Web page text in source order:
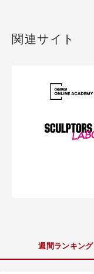
関連サイト
週間ランキング